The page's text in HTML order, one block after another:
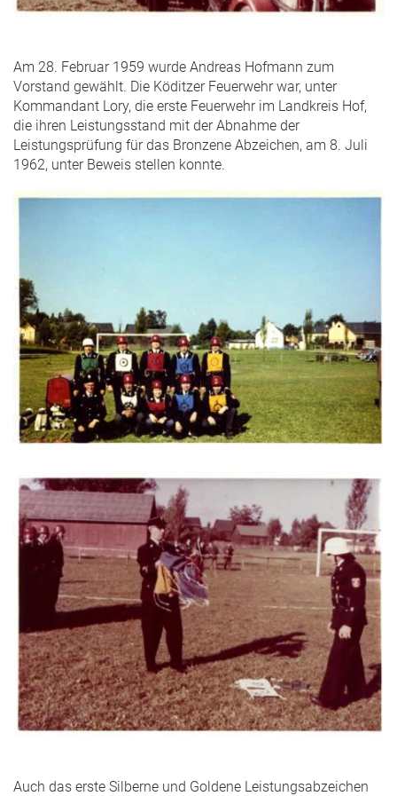
Am 28. Februar 1959 wurde Andreas Hofmann zum
Vorstand gewählt. Die Köditzer Feuerwehr war, unter
Kommandant Lory, die erste Feuerwehr im Landkreis Hof,
die ihren Leistungsstand mit der Abnahme der
Leistungsprüfung für das Bronzene Abzeichen, am 8. Juli
1962, unter Beweis stellen konnte.
Auch das erste Silberne und Goldene Leistungsabzeichen